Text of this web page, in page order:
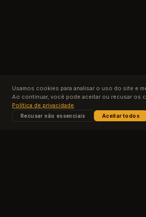
Usamos cookies para analisar o uso do site e
Ao continuar, você pode aceitar ou recusar os
Política de privacidade.
Recusar não essenciais Aceitar todos